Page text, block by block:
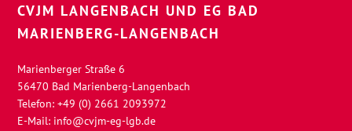
CVJM LANGENBACH UND EG BAD
MARIENBERG-LANGENBACH
Marienberger Straße 6
56470 Bad Marienberg-Langenbach
Telefon: +49 (0) 2661 2093972
E-Mail: info@cvjm-eg-lgb.de